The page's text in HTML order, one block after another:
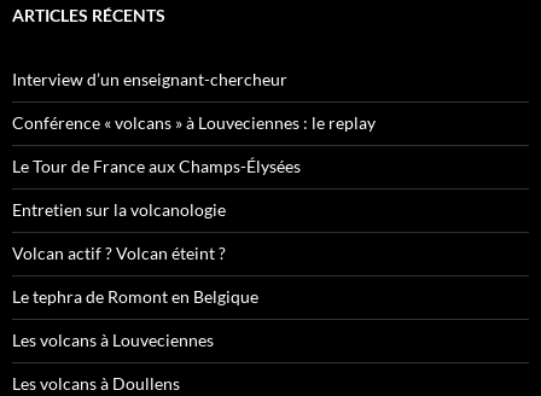
ARTICLES RÉCENTS
Interview d’un enseignant-chercheur
Conférence « volcans » à Louveciennes : le replay
Le Tour de France aux Champs-Élysées
Entretien sur la volcanologie
Volcan actif ? Volcan éteint ?
Le tephra de Romont en Belgique
Les volcans à Louveciennes
Les volcans à Doullens